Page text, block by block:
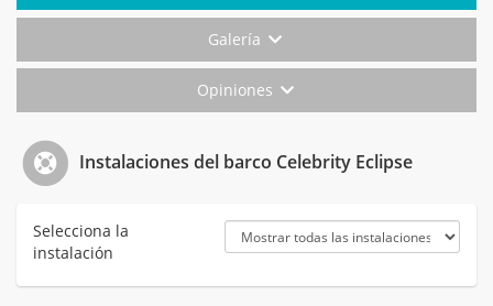
Galería
Opiniones
Instalaciones del barco Celebrity Eclipse
Selecciona la
instalación